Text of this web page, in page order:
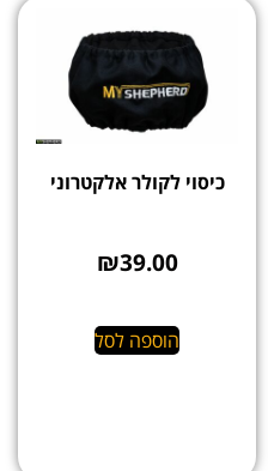
כיסוי לקולר אלקטרוני
₪39.00
הוספה לסל